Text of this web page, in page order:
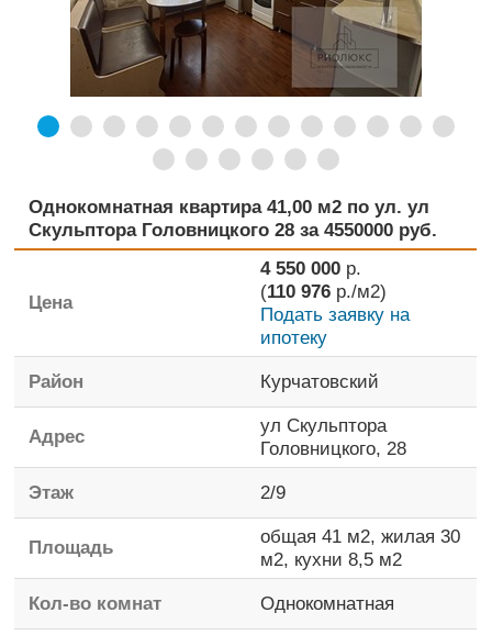
Однокомнатная квартира 41,00 м2 по ул. ул
Скульптора Головницкого 28 за 4550000 руб.
Цена
4 550 000 р.
(110 976 р./м2)
Подать заявку на
ипотеку
Район
Курчатовский
Адрес
ул Скульптора
Головницкого, 28
Этаж
2/9
Площадь общая 41 м2,жилая 30
м2, кухни 8,5 м2
Кол-во комнат
Однокомнатная